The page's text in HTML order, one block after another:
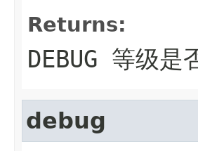
Returns:
DEBUG 等级是
debug